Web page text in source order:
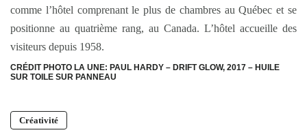
comme l’hôtel comprenant le plus de chambres au Québec et se
positionne au quatrième rang, au Canada. L’hôtel accueille des
visiteurs depuis 1958.
CRÉDIT PHOTO LA UNE: PAUL HARDY – DRIFT GLOW, 2017 – HUILE
SUR TOILE SUR PANNEAU
Créativité